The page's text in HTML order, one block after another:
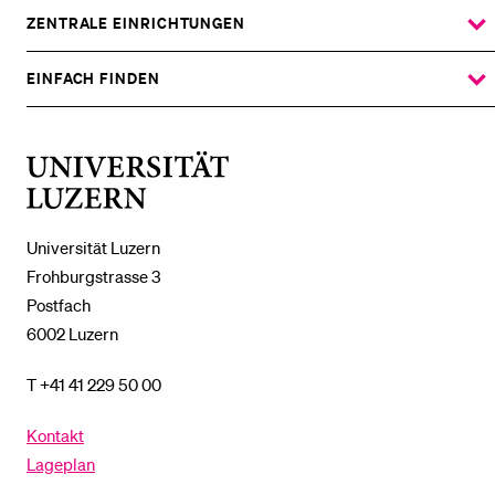
Universität Luzern
Frohburgstrasse 3
Postfach
6002 Luzern
T +41 41 229 50 00
Kontakt
Lageplan
UNTERMENÜ
ZENTRALE EINRICHTUNGEN
ZEIGE
DAS
UNTERMENÜ
EINFACH FINDEN
ZEIGE
DAS